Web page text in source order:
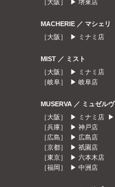
［大阪］ ▶ 堺東店
MACHERIE ／ マシェリ
［大阪］ ▶
ミナミ店
MIST ／ ミスト
［大阪］ ▶
ミナミ店
［岐阜］ ▶ 岐阜店
MUSERVA ／ ミュゼル
［大阪］ ▶
ミナミ店 ▶
［兵庫］ ▶ 神戸店
［広島］ ▶ 広島店
［京都］ ▶ 祇園店
［東京］ ▶ 六本木店
［福岡］ ▶ 中洲店